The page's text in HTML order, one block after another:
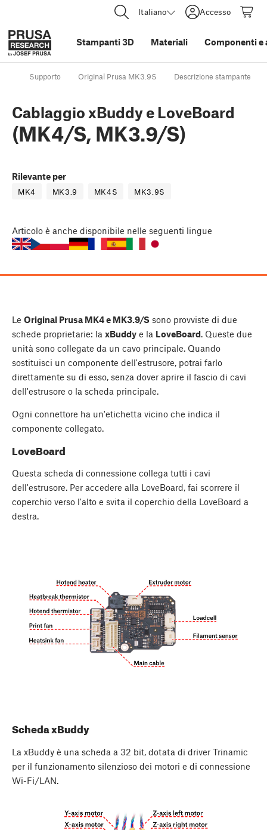
Italiano Accesso
Stampanti 3D Materiali Componenti e
Supporto Original Prusa MK3.9S Descrizione stampante
Cablaggio xBuddy e LoveBoard
(MK4/S, MK3.9/S)
Rilevante per
MK4 MK3.9 MK4S MK3.9S
Articolo è anche disponibile nelle seguenti lingue
Le Original Prusa MK4 e MK3.9/S sono provviste di due
schede proprietarie: la xBuddy e la LoveBoard. Queste due
unità sono collegate da un cavo principale. Quando
sostituisci un componente dell'estrusore, potrai farlo
direttamente su di esso, senza dover aprire il fascio di cavi
dell'estrusore o la scheda principale.
Ogni connettore ha un'etichetta vicino che indica il
componente collegato.
LoveBoard
Questa scheda di connessione collega tutti i cavi
dell'estrusore. Per accedere alla LoveBoard, fai scorrere il
coperchio verso l'alto e svita il coperchio della LoveBoard a
destra.
Scheda xBuddy
La xBuddy è una scheda a 32 bit, dotata di driver Trinamic
per il funzionamento silenzioso dei motori e di connessione
Wi-Fi/LAN.